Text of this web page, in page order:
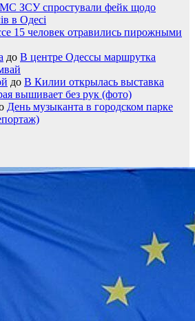
ЗСУ спростували фейк щодо
в Одесі
15 человек отравились пирожными
до В центре Одессы маршрутка
до В Килии открылась выставка
вышивает без рук (фото)
День музыканта в городском парке